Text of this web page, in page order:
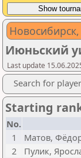
Июньский
Last update
Search for player
Starting
No.
1
Матов,
2
Пулик,